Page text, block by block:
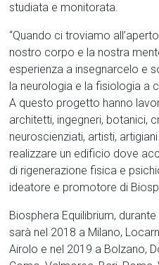
studiata e monitorata.
“Quando ci troviamo
nostro corpo e la nostra
esperienza a insegnarcelo e
la neurologia e la fisiologia a
A questo progetto hanno
architetti, ingegneri, botanici,
neuroscienziati, artisti,
realizzare un edificio dove
di rigenerazione fisica e
ideatore e promotore di
Biosphera Equilibrium,
sarà nel 2018 a Milano,
Airolo e nel 2019 a Bolzano,